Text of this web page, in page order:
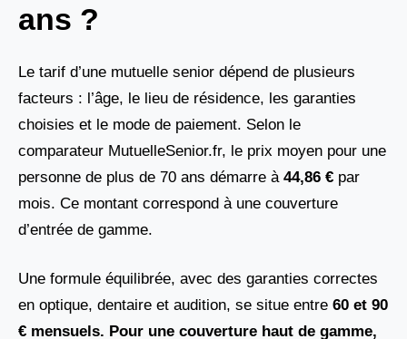
ans ?
Le tarif d’une mutuelle senior dépend de plusieurs
facteurs : l’âge, le lieu de résidence, les garanties
choisies et le mode de paiement. Selon le
comparateur MutuelleSenior.fr, le prix moyen pour une
personne de plus de 70 ans démarre à 44,86 € par
mois. Ce montant correspond à une couverture
d’entrée de gamme.
Une formule équilibrée, avec des garanties correctes
en optique, dentaire et audition, se situe entre 60 et 90
€ mensuels. Pour une couverture haut de gamme,